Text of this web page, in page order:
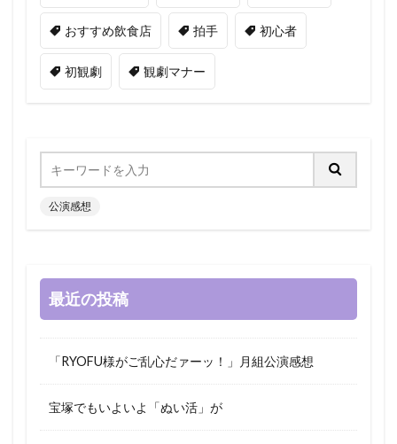
おすすめ飲食店 拍手 初心者
初観劇 観劇マナー
公演感想
最近の投稿
「RYOFU様がご乱心だァーッ！」月組公演感想
宝塚でもいよいよ「ぬい活」が